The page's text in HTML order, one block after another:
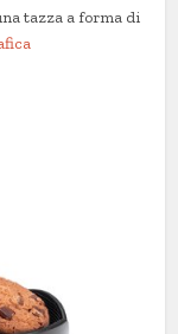
tazza a forma di